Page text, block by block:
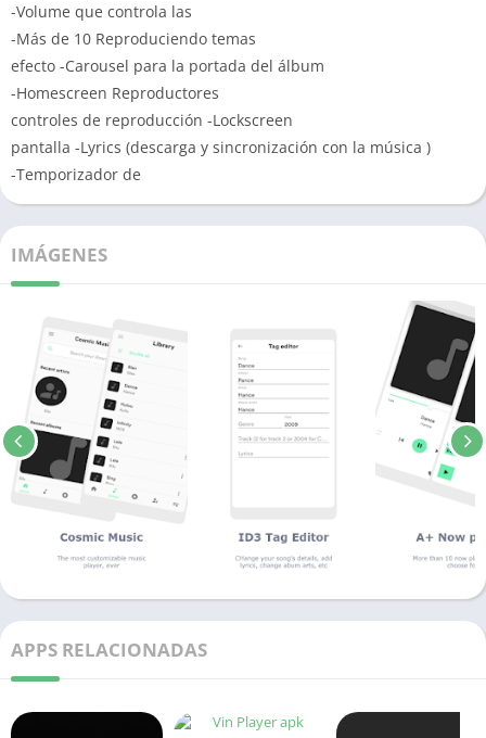
-Volume que controla las
-Más de 10 Reproduciendo temas
efecto -Carousel para la portada del álbum
-Homescreen Reproductores
controles de reproducción -Lockscreen
pantalla -Lyrics (descarga y sincronización con la música )
-Temporizador de
IMÁGENES
APPS RELACIONADAS